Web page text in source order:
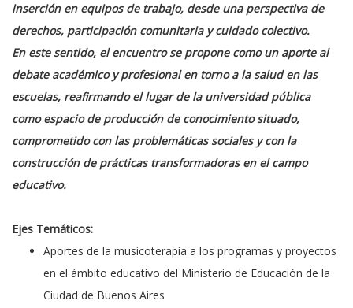
inserción en equipos de trabajo, desde una perspectiva de
derechos, participación comunitaria y cuidado colectivo.
En este sentido, el encuentro se propone como un aporte al
debate académico y profesional en torno a la salud en las
escuelas, reafirmando el lugar de la universidad pública
como espacio de producción de conocimiento situado,
comprometido con las problemáticas sociales y con la
construcción de prácticas transformadoras en el campo
educativo.
Ejes Temáticos:
Aportes de la musicoterapia a los programas y proyectos
en el ámbito educativo del Ministerio de Educación de la
Ciudad de Buenos Aires